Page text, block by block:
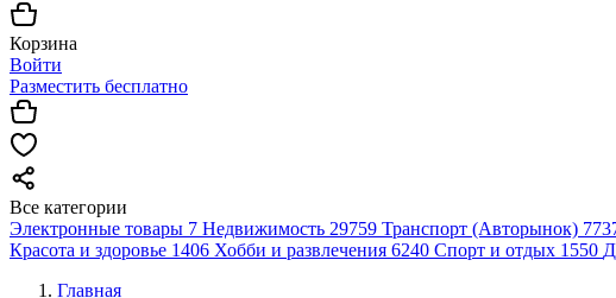
Корзина
Войти
Разместить бесплатно
Все категории
Электронные товары 7 Недвижимость 29759 Транспорт (Авторынок)
Красота и здоровье 1406 Хобби и развлечения 6240 Спорт и отдых 1550
Главная